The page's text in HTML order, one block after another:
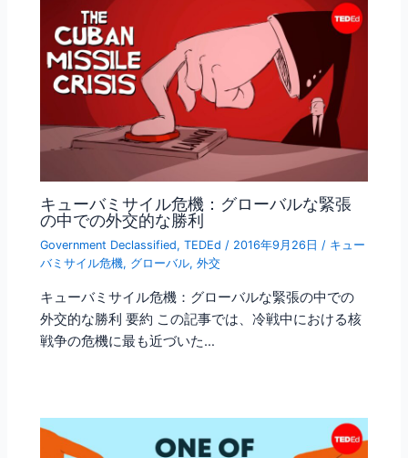
キューバミサイル危機：グローバルな緊張
の中での外交的な勝利
Government Declassified,TEDEd / 2016年9月26日/ キュー
バミサイル危機, グローバル,外交
キューバミサイル危機：グローバルな緊張の中での
外交的な勝利 要約 この記事では、冷戦中における核
戦争の危機に最も近づいた…